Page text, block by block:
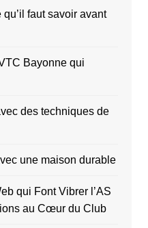
faut savoir avant
Bayonne qui
des techniques de
une maison durable
qui Font Vibrer l’AS
au Cœur du Club